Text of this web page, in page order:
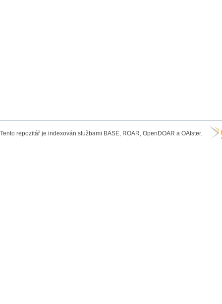
Tento repozitář je indexován službami BASE, ROAR, OpenDOAR a OAIster.